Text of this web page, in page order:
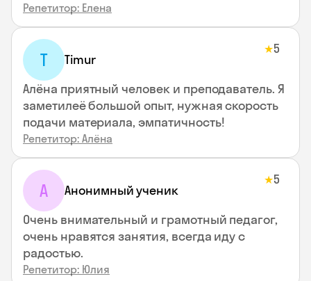
Репетитор: Елена
T Timur
★5
Алёна приятный человек и преподаватель. Я
заметилеё большой опыт, нужная скорость
подачи материала, эмпатичность!
Репетитор: Алёна
А Анонимный ученик
★5
Очень внимательный и грамотный педагог,
очень нравятся занятия, всегда иду с
радостью.
Репетитор: Юлия